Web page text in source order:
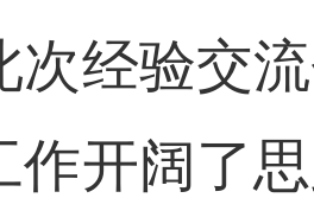
次经验交
作开阔了